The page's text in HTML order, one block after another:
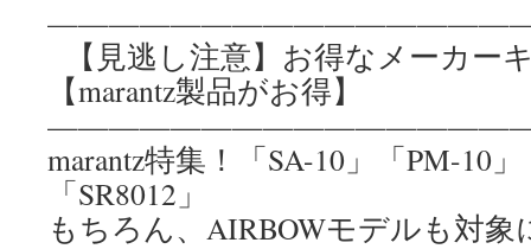
【見逃し注意】お得なメーカー
【marantz製品がお得】
marantz特集！「SA-10」「PM-10
「SR8012」
もちろん、AIRBOWモデルも対